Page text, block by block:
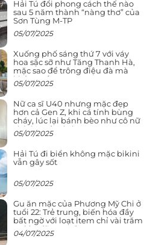
Hải Tú đổi phong cách thế nào
sau 5 năm thành “nàng thơ” của
Sơn Tùng M-TP
05/07/2025
Xuống phố sáng thứ 7 với váy
hoa sặc sỡ như Tăng Thanh Hà,
mặc sao để trông điệu đà mà
không sến
05/07/2025
Nữ ca sĩ U40 nhưng mặc đẹp
hơn cả Gen Z, khi cá tính bùng
cháy, lúc lại bánh bèo như cô nữ
chính ngôn tình
05/07/2025
Hải Tú đi biển không mặc bikini
vẫn gây sốt
05/07/2025
Gu ăn mặc của Phương Mỹ Chi ở
tuổi 22: Trẻ trung, biến hóa đầy
bất ngờ với loạt item chỉ vài trăm
nghìn đã mua được
04/07/2025